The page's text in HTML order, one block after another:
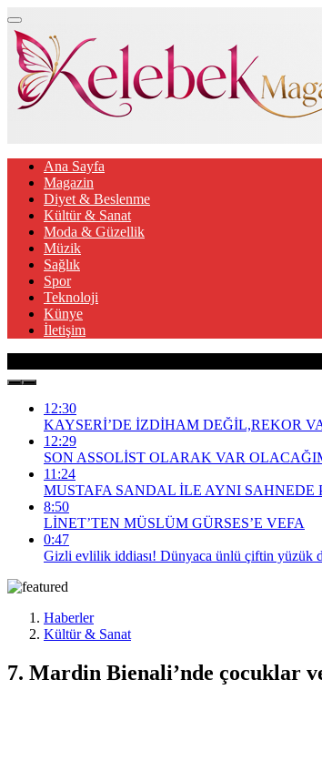
Ana Sayfa
Magazin
Diyet & Beslenme
Kültür & Sanat
Moda & Güzellik
Müzik
Sağlık
Spor
Teknoloji
Künye
İletişim
12:30
KAYSERİ’DE İZDİHAM DEĞİL,REKOR
12:29
SON ASSOLİST OLARAK VAR
11:24
MUSTAFA SANDAL İLE AYNI SAHNEDE
8:50
LİNET’TEN MÜSLÜM GÜRSES’E VEFA
0:47
Gizli evlilik iddiası! Dünyaca ünlü çiftin yüzük
Haberler
Kültür & Sanat
7. Mardin Bienali’nde çocuklar